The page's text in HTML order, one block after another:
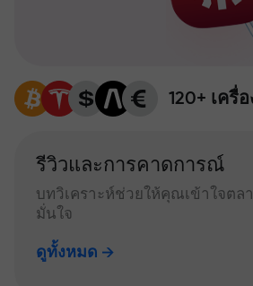
120+ เครื่
รีวิวและการคาดการณ์
บทวิเคราะห์ช่วยให้คุณเข้าใจตล
มั่นใจ
ดูทั้งหมด